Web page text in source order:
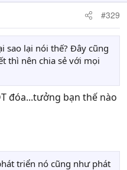
0x00E20120,
0x07D8D6B,
#329
sao lại nói thế? Đây cũng
thì nên chia sẻ với mọi
đóa...tưởng bạn thế nào
triển nó cũng như phát